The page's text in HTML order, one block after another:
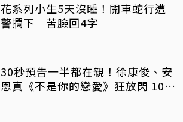
花系列小生5天沒睡！開車蛇行遭
警攔下 苦臉回4字
30秒預告一半都在親！徐康俊、安
恩真《不是你的戀愛》狂放閃 10年